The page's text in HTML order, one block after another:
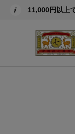
11,000円以上